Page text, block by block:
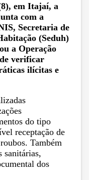
em Itajaí, a
com a
Secretaria de
(Seduh)
a Operação
verificar
ilícitas e
do tipo
receptação de
Também
sanitárias,
dos